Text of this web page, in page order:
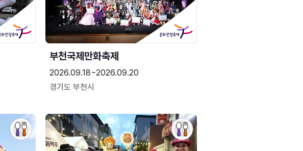
부천국제만화축제
2026.09.18~2026.09.20
경기도 부천시